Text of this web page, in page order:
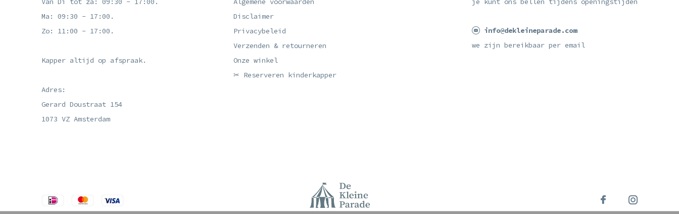
Ma: 09:30 - 17:00.
Zo: 11:00 - 17:00.
Kapper altijd op afspraak.
Adres:
Gerard Doustraat 154
1073 VZ Amsterdam
Disclaimer
Privacybeleid
Verzenden & retourneren
Onze winkel
✂ Reserveren kinderkapper
info@dekleineparade.com
we zijn bereikbaar per email